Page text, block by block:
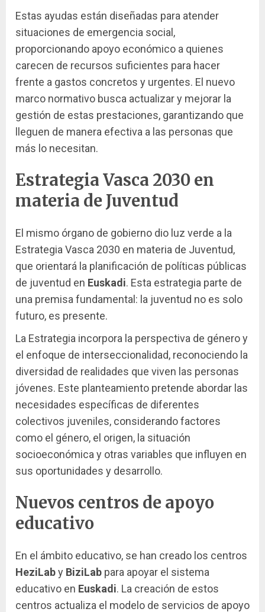
Estas ayudas están diseñadas para atender
situaciones de emergencia social,
proporcionando apoyo económico a quienes
carecen de recursos suficientes para hacer
frente a gastos concretos y urgentes. El nuevo
marco normativo busca actualizar y mejorar la
gestión de estas prestaciones, garantizando que
lleguen de manera efectiva a las personas que
más lo necesitan.
Estrategia Vasca 2030 en
materia de Juventud
El mismo órgano de gobierno dio luz verde a la
Estrategia Vasca 2030 en materia de Juventud,
que orientará la planificación de políticas públicas
de juventud en Euskadi. Esta estrategia parte de
una premisa fundamental: la juventud no es solo
futuro, es presente.
La Estrategia incorpora la perspectiva de género y
el enfoque de interseccionalidad, reconociendo la
diversidad de realidades que viven las personas
jóvenes. Este planteamiento pretende abordar las
necesidades específicas de diferentes
colectivos juveniles, considerando factores
como el género, el origen, la situación
socioeconómica y otras variables que influyen en
sus oportunidades y desarrollo.
Nuevos centros de apoyo
educativo
En el ámbito educativo, se han creado los centros
HeziLaby BiziLab para apoyar el sistema
educativo en Euskadi. La creación de estos
centros actualiza el modelo de servicios de apoyo